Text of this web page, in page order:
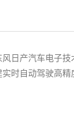
风日产汽车电子
时自动驾驶高精